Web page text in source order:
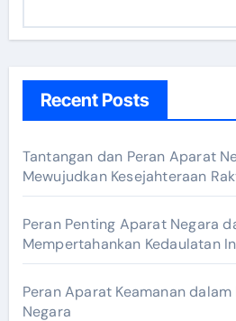
Recent Posts
Tantangan dan Peran Aparat
Mewujudkan Kesejahteraan
Peran Penting Aparat Negara
Mempertahankan Kedaulatan
Peran Aparat Keamanan
Negara